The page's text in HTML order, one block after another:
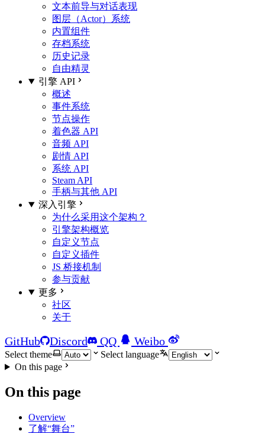
文本前导与对话表现
图层（Actor）系统
内置组件
存档系统
历史记录
自由精灵
引擎 API
概述
事件系统
节点操作
着色器 API
音频 API
剧情 API
系统 API
Steam API
手柄与其他 API
深入引擎
为什么采用这个架构？
引擎架构概览
自定义节点
自定义插件
JS 桥接机制
参与贡献
更多
社区
关于
GitHub Discord QQ Weibo
Select theme
Select language
On this page
On this page
Overview
了解“舞台”